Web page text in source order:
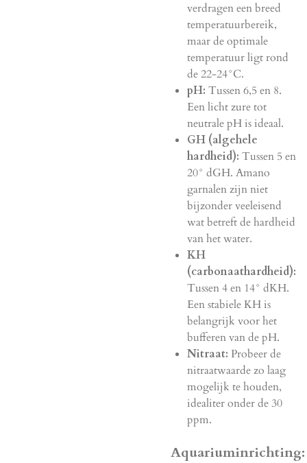
verdragen een breed
temperatuurbereik,
maar de optimale
temperatuur ligt rond
de 22-24°C.
pH: Tussen 6,5 en 8.
Een licht zure tot
neutrale pH is ideaal.
GH (algehele
hardheid): Tussen 5 en
20° dGH. Amano
garnalen zijn niet
bijzonder veeleisend
wat betreft de hardheid
van het water.
KH
(carbonaathardheid):
Tussen 4 en 14° dKH.
Een stabiele KH is
belangrijk voor het
bufferen van de pH.
Nitraat: Probeer de
nitraatwaarde zo laag
mogelijk te houden,
idealiter onder de 30
ppm.
Aquariuminrichting: